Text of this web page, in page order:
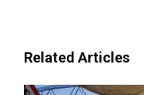
Related Articles